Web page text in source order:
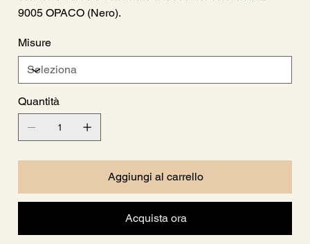
9005 OPACO (Nero).
Misure
Quantità
Aggiungi al carrello
Acquista ora